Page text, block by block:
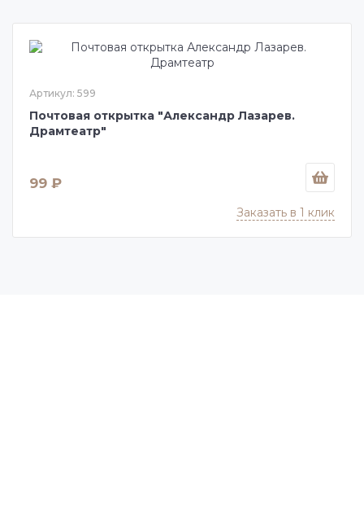
Артикул: 599
Почтовая открытка "Александр Лазарев.
Драмтеатр"
99 ₽
Заказать в 1 клик